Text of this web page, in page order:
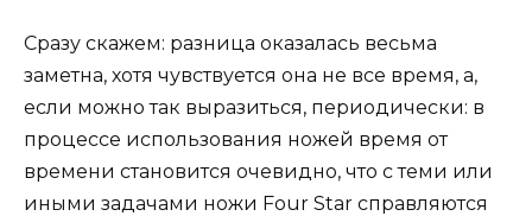
Сразу скажем: разница оказалась весьма
заметна, хотя чувствуется она не все время, а,
если можно так выразиться, периодически: в
процессе использования ножей время от
времени становится очевидно, что с теми или
иными задачами ножи Four Star справляются